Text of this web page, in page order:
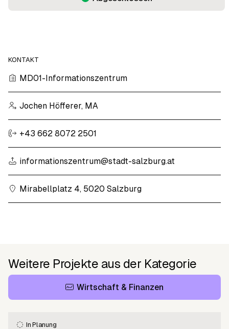
KONTAKT
MD01-Informationszentrum
Jochen Höfferer, MA
+43 662 8072 2501
informationszentrum@stadt-salzburg.at
Mirabellplatz 4, 5020 Salzburg
Weitere Projekte aus der Kategorie
Wirtschaft & Finanzen
In Planung